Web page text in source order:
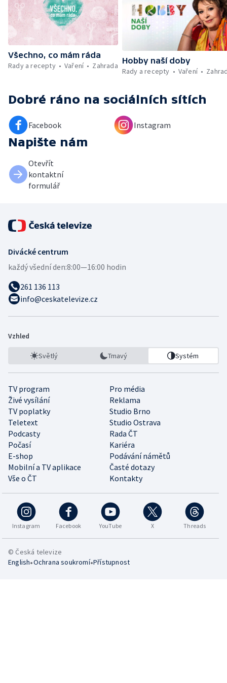
záchranářů v létě
Všechno, co mám ráda
Rady a recepty
Vaření Zahrada
Hobby naší doby
Rady a recepty
Vaření
Dobré ráno na sociálních sítích
Facebook Instagram
Napište nám
Otevřít
kontaktní
formulář
Divácké centrum
každý všední den:8:00—16:00 hodin
261 136 113
info@ceskatelevize.cz
Vzhled
Světlý Tmavý Systém
TV program
Pro média
Živé vysílání
Reklama
TV poplatky
Studio Brno
Teletext
Studio Ostrava
Podcasty
Rada ČT
Počasí
Kariéra
E-shop
Podávání námětů
Mobilní a TV aplikace
Časté dotazy
Vše o ČT
Kontakty
Instagram Facebook YouTube X Threads
© Česká televize
English•Ochrana soukromí•Přístupnost